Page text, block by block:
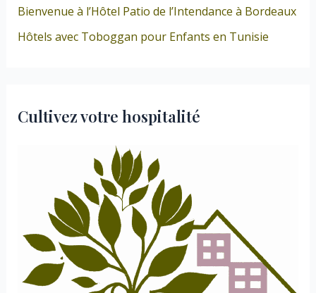
Bienvenue à l’Hôtel Patio de l’Intendance à Bordeaux
Hôtels avec Toboggan pour Enfants en Tunisie
Cultivez votre hospitalité